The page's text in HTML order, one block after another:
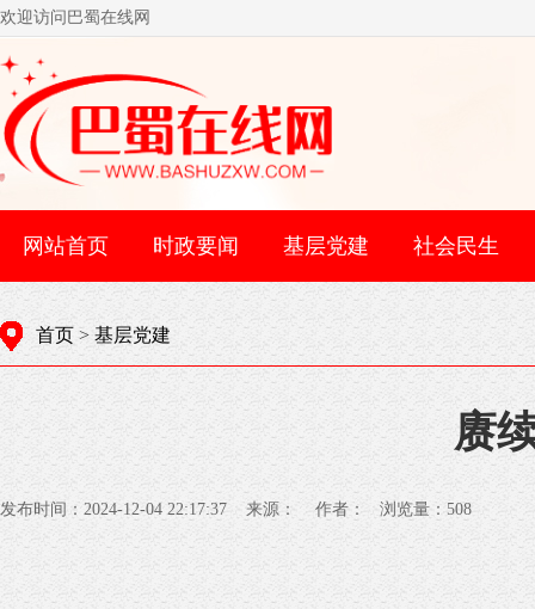
欢迎访问巴蜀在线网
网站首页 时政要闻 基层党建 社会民生
首页 > 基层党建
赓
发布时间：2024-12-04 22:17:37 来源： 作者： 浏览量： 508